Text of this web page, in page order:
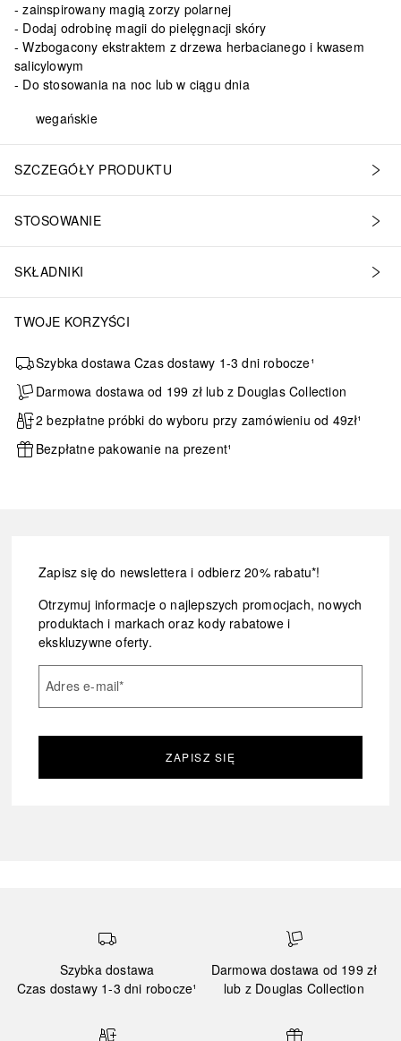
zainspirowany magią zorzy polarnej
Dodaj odrobinę magii do pielęgnacji skóry
Wzbogacony ekstraktem z drzewa herbacianego i kwasem
salicylowym
Do stosowania na noc lub w ciągu dnia
wegańskie
SZCZEGÓŁY PRODUKTU
STOSOWANIE
SKŁADNIKI
TWOJE KORZYŚCI
Szybka dostawa Czas dostawy 1-3 dni robocze¹
Darmowa dostawa od 199 zł lub z Douglas Collection
2 bezpłatne próbki do wyboru przy zamówieniu od 49zł¹
Bezpłatne pakowanie na prezent¹
Zapisz się do newslettera i odbierz 20% rabatu*!
Otrzymuj informacje o najlepszych promocjach, nowych
produktach i markach oraz kody rabatowe i
ekskluzywne oferty.
Adres e-mail*
ZAPISZ SIĘ
Szybka dostawa
Czas dostawy 1-3 dni robocze¹
Darmowa dostawa od 199 zł
lub z Douglas Collection